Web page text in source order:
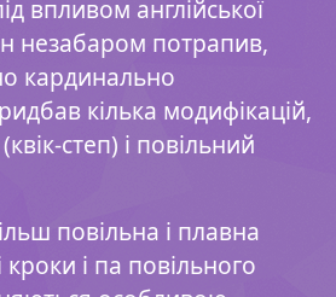
впливом англійської
незабаром потрапив,
кардинально
кілька модифікацій,
степ) і повільний
повільна і плавна
кроки і па повільного